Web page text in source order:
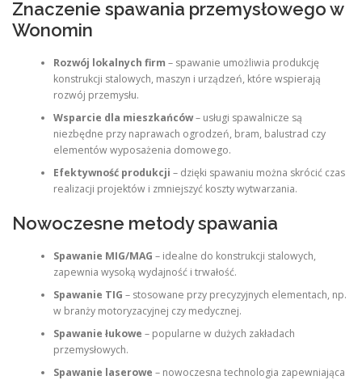
Znaczenie spawania przemysłowego w
Wonomin
Rozwój lokalnych firm – spawanie umożliwia produkcję
konstrukcji stalowych, maszyn i urządzeń, które wspierają
rozwój przemysłu.
Wsparcie dla mieszkańców– usługi spawalnicze są
niezbędne przy naprawach ogrodzeń, bram, balustrad czy
elementów wyposażenia domowego.
Efektywność produkcji – dzięki spawaniu można skrócić czas
realizacji projektów i zmniejszyć koszty wytwarzania.
Nowoczesne metody spawania
Spawanie MIG/MAG – idealne do konstrukcji stalowych,
zapewnia wysoką wydajność i trwałość.
Spawanie TIG – stosowane przy precyzyjnych elementach, np.
w branży motoryzacyjnej czy medycznej.
Spawanie łukowe – popularne w dużych zakładach
przemysłowych.
Spawanie laserowe – nowoczesna technologia zapewniająca